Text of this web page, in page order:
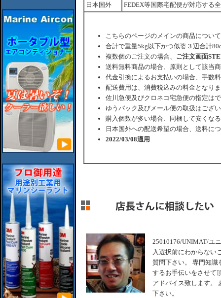
日本国外
FEDEX等国際宅配便が対応する
こちらのページのメインの商品につい
合計で重量5kg以下かつ似姿３辺合計
複数個のご注文の場合、 ご注文画面
送料無料商品の場合、原則として該当
代金引換によるお支払いの場合、手数
配送費用は、消費税込みの料金となり
佐川急便及びクロネコ宅急便の指定は
ゆうパック及びメール便の取扱はござ
購入個数が多い場合、同梱して安くな
日本国外への配送希望の場合、送料に
2022/03/08適用
25010176/UNIMAT/ユ
入選択前にわからない
質問下さい。 専門知識
するお手伝いをさせて
アドバイス致します。
下さい。